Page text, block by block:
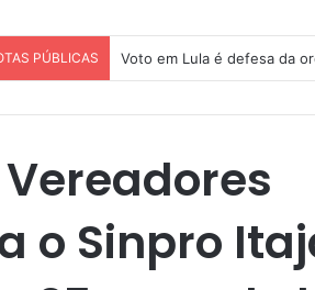
PÚBLICAS Voto em Lula é defesa da
o Sinpro